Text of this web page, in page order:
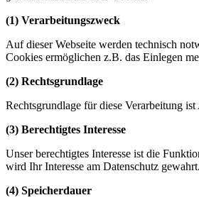
(1) Verarbeitungszweck
Auf dieser Webseite werden technisch
Cookies ermöglichen z.B. das Einlegen
(2) Rechtsgrundlage
Rechtsgrundlage für diese Verarbeitung
(3) Berechtigtes Interesse
Unser berechtigtes Interesse ist die
wird Ihr Interesse am Datenschutz gewahrt.
(4) Speicherdauer